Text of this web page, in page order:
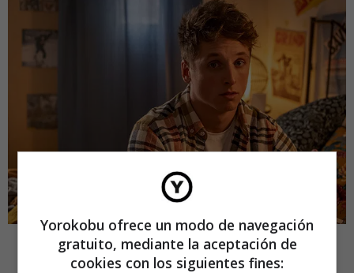
¡BIP, BIP!
Yorokobu ofrece un modo de navegación
gratuito, mediante la aceptación de
cookies con los siguientes fines: